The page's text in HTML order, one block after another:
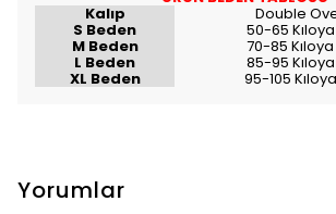
Kalıp Double
S Beden 50-65
M Beden 70-85
L Beden 85-95
XL Beden 95-105
Yorumlar